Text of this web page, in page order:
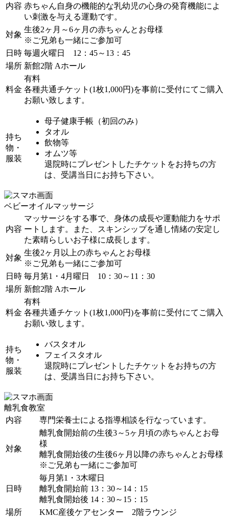
内容 赤ちゃん自身の機能的な乳幼児の心身の発育機能によ
い刺激を与える運動です。
対象
生後2ヶ月～6ヶ月の赤ちゃんとお母様
※ご兄弟も一緒にご参加可
日時 毎週火曜日 12：45～13：45
場所 新館2階 Aホール
料金
有料
各種共通チケット(1枚1,000円)を事前に受付にてご購入
お願い致します。
持ち
物・
服装
母子健康手帳（初回のみ）
タオル
飲物等
オムツ等
退院時にプレゼントしたチケットをお持ちの方
は、受講当日にお持ち下さい。
ベビーオイルマッサージ
内容
マッサージをする事で、身体の成長や運動能力をサポ
ートします。また、スキンシップを通し情緒の安定し
た素晴らしいお子様に成長します。
対象
生後2ヶ月以上の赤ちゃんとお母様
※ご兄弟も一緒にご参加可
日時 毎月第1・4月曜日 10：30～11：30
場所 新館2階 Aホール
料金
有料
各種共通チケット(1枚1,000円)を事前に受付にてご購入
お願い致します。
持ち
物・
服装
バスタオル
フェイスタオル
退院時にプレゼントしたチケットをお持ちの方
は、受講当日にお持ち下さい。
離乳食教室
内容
専門栄養士による指導相談を行なっています。
対象
離乳食開始前の生後3～5ヶ月頃の赤ちゃんとお母
様
離乳食開始後の生後6ヶ月以降の赤ちゃんとお母様
※ご兄弟も一緒にご参加可
日時
毎月第1・3木曜日
離乳食開始前 13：30～14：15
離乳食開始後 14：30～15：15
場所
KMC産後ケアセンター 2階ラウンジ